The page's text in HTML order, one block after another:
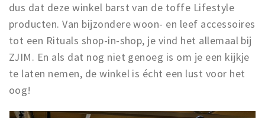
dus dat deze winkel barst van de toffe Lifestyle
producten. Van bijzondere woon- en leef accessoires
tot een Rituals shop-in-shop, je vind het allemaal bij
ZJIM. En als dat nog niet genoeg is om je een kijkje
te laten nemen, de winkel is écht een lust voor het
oog!